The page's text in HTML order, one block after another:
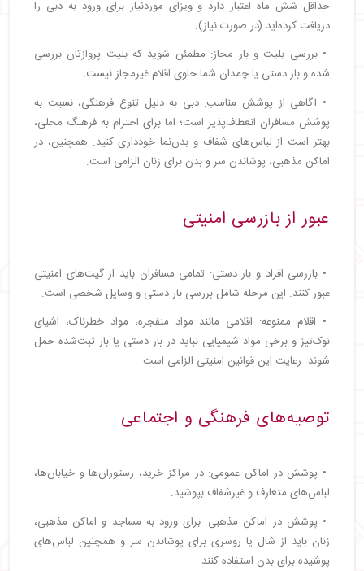
حداقل شش ماه اعتبار دارد و ویزای موردنیاز برای ورود به دبی را
دریافت کرده‌اید (در صورت نیاز).
• بررسی بلیت و بار مجاز: مطمئن شوید که بلیت پروازتان بررسی
شده و بار دستی یا چمدان شما حاوی اقلام غیرمجاز نیست.
• آگاهی از پوشش مناسب: دبی به دلیل تنوع فرهنگی، نسبت به
پوشش مسافران انعطاف‌پذیر است؛ اما برای احترام به فرهنگ محلی،
بهتر است از لباس‌های شفاف و بدن‌نما خودداری کنید. همچنین، در
اماکن مذهبی، پوشاندن سر و بدن برای زنان الزامی است.
عبور از بازرسی امنیتی
• بازرسی افراد و بار دستی: تمامی مسافران باید از گیت‌های امنیتی
عبور کنند. این مرحله شامل بررسی بار دستی و وسایل شخصی است.
• اقلام ممنوعه: اقلامی مانند مواد منفجره، مواد خطرناک، اشیای
نوک‌تیز و برخی مواد شیمیایی نباید در بار دستی یا بار ثبت‌شده حمل
شوند. رعایت این قوانین امنیتی الزامی است.
توصیه‌های فرهنگی و اجتماعی
• پوشش در اماکن عمومی: در مراکز خرید، رستوران‌ها و خیابان‌ها،
لباس‌های متعارف و غیرشفاف بپوشید.
• پوشش در اماکن مذهبی: برای ورود به مساجد و اماکن مذهبی،
زنان باید از شال یا روسری برای پوشاندن سر و همچنین لباس‌های
پوشیده برای بدن استفاده کنند.